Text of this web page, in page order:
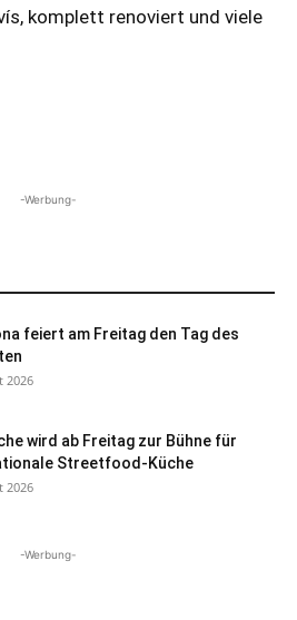
komplett renoviert und viele
-Werbung-
feiert am Freitag den Tag des
2026
wird ab Freitag zur Bühne für
Streetfood-Küche
2026
-Werbung-